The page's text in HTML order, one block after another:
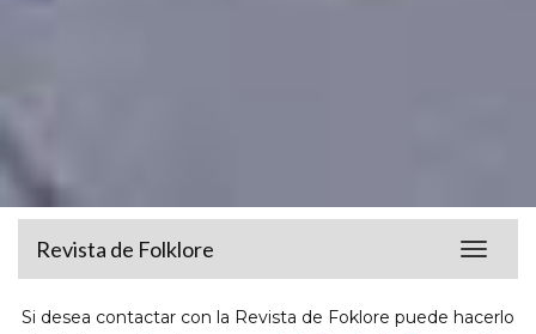
Toggle
Revista de Folklore
Si desea contactar con la Revista de Foklore puede hacerlo